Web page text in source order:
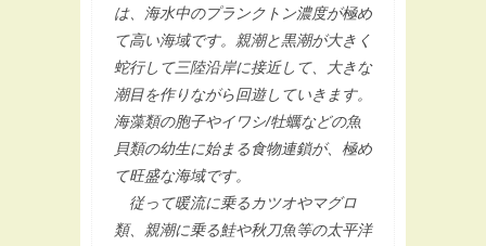
は、海水中のプランクトン濃度が極め
て高い海域です。親潮と黒潮が大きく
蛇行して三陸沿岸に接近して、大きな
潮目を作りながら回遊していきます。
海藻類の胞子やイワシ/牡蠣などの魚
貝類の幼生に始まる食物連鎖が、極め
て旺盛な海域です。
従って暖流に乗るカツオやマグロ
類、親潮に乗る鮭や秋刀魚等の太平洋